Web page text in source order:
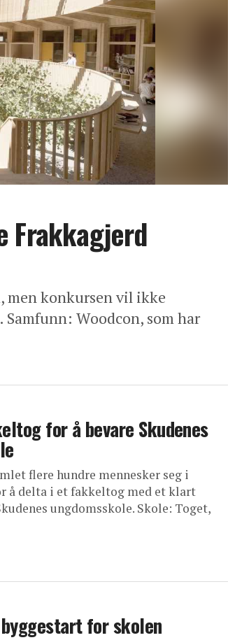
Frakkagjerd
men konkursen vil ikke
Woodcon, som har
for å bevare Skudenes
flere hundre mennesker seg i
å delta i et fakkeltog med et klart
ungdomsskole. Skole: Toget,
for skolen